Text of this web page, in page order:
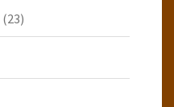
(23)